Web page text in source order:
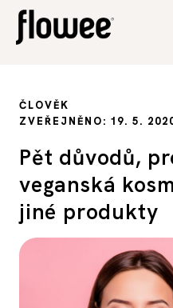
SEX A
ČLOVĚK
ZVEŘEJNĚNO: 19. 5.
Pět důvodů,
veganská
jiné produkty